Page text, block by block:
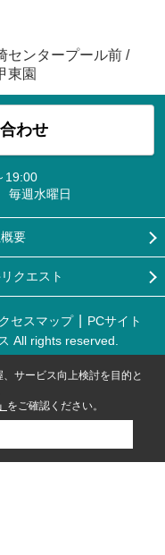
センタープール前 /
東園
わせ
19:00
毎週水曜日
要
クエスト
セスマップ
PCサイト
All rights reserved.
サービス向上検討を目的と
をご確認ください。